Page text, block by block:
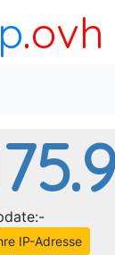
.ovh
IP-Adresse